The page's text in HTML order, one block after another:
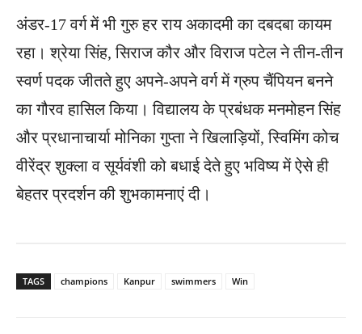
अंडर-17 वर्ग में भी गुरु हर राय अकादमी का दबदबा कायम
रहा। श्रेया सिंह, सिराज कौर और विराज पटेल ने तीन-तीन
स्वर्ण पदक जीतते हुए अपने-अपने वर्ग में ग्रुप चैंपियन बनने
का गौरव हासिल किया। विद्यालय के प्रबंधक मनमोहन सिंह
और प्रधानाचार्या मोनिका गुप्ता ने खिलाड़ियों, स्विमिंग कोच
वीरेंद्र शुक्ला व सूर्यवंशी को बधाई देते हुए भविष्य में ऐसे ही
बेहतर प्रदर्शन की शुभकामनाएं दी।
TAGS champions Kanpur swimmers Win